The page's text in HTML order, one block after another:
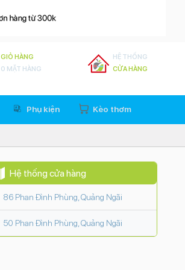
GIỎ HÀNG
0 MẶT HÀNG
HỆ THỐNG
CỬA HÀNG
Phụ kiện Kèo thơm
Hệ thống cửa hàng
86 Phan Đình Phùng, Quảng Ngãi
50 Phan Đình Phùng, Quảng Ngãi